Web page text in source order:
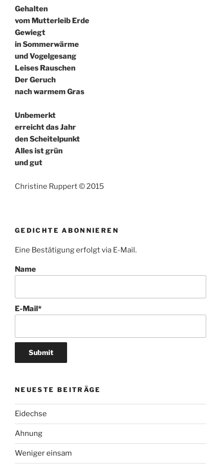
Gehalten
vom Mutterleib Erde
Gewiegt
in Sommerwärme
und Vogelgesang
Leises Rauschen
Der Geruch
nach warmem Gras
Unbemerkt
erreicht das Jahr
den Scheitelpunkt
Alles ist grün
und gut
Christine Ruppert © 2015
GEDICHTE ABONNIEREN
Eine Bestätigung erfolgt via E-Mail.
Name
E-Mail*
NEUESTE BEITRÄGE
Eidechse
Ahnung
Weniger einsam